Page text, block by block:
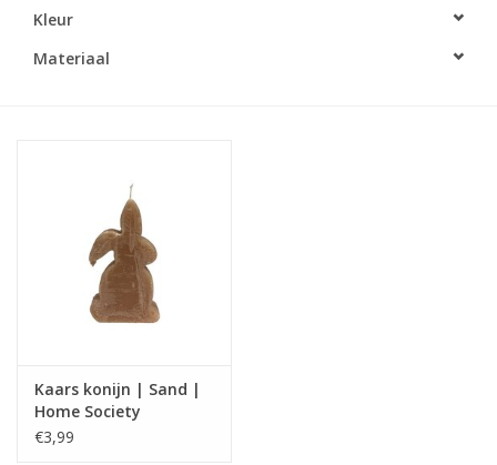
LED Kaarsen
Relatiegeschenken & Bedankjes
Huisparfums
Merken
Kleur
Materiaal
Kaars konijn | Sand |
Home Society
€3,99